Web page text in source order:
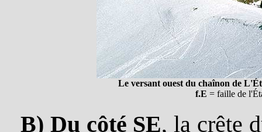
Le versant ouest du chaînon de
f.E = faille de
B) Du côté SE, la crête